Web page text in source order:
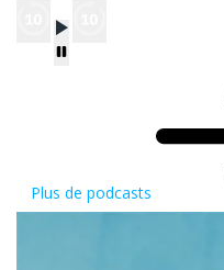
Plus de podcasts